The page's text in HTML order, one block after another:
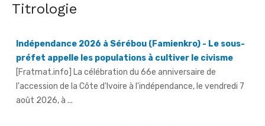
Titrologie
préfet appelle les populations à cultiver le civisme
l'accession de la Côte d'Ivoire à l'indépendance, le vendredi 7
août 2026, à ...
Guerre déclarée contre l'orpaillage illicite et le
transvasement illégal du gaz butane